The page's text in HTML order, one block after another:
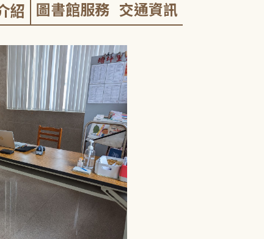
紹 圖書館服務 交通資訊